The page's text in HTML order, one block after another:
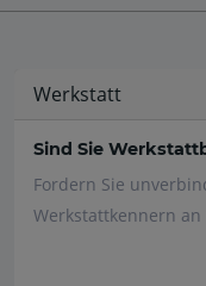
Werkstatt
Sind Sie
Fordern Sie
Werkstattkennern